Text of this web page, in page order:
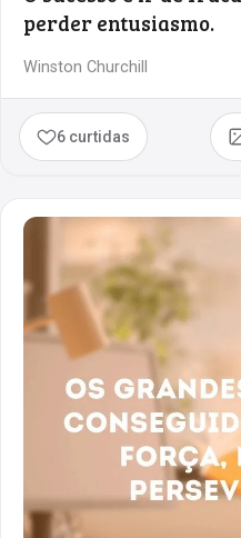
perder entusiasmo.
Winston Churchill
6 curtidas